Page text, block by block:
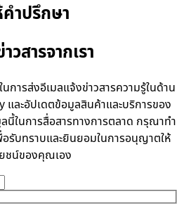
ำปรึกษา
สารจากเรา
การส่งอีเมลแจ้งข่าวสารความรู้ในด้าน
ละอัปเดตข้อมูลสินค้าและบริการของ
นี้ในการสื่อสารทางการตลาด กรุณาทำ
รับทราบและยินยอมในการอนุญาตให้
ชน์ของคุณเอง